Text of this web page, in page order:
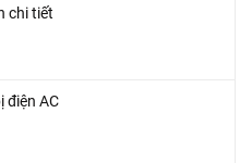
chi tiết
điện AC